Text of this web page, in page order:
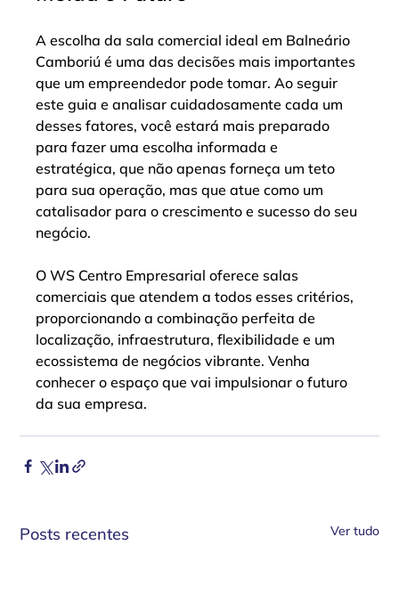
A escolha da sala comercial ideal em Balneário
Camboriú é uma das decisões mais importantes
que um empreendedor pode tomar. Ao seguir
este guia e analisar cuidadosamente cada um
desses fatores, você estará mais preparado
para fazer uma escolha informada e
estratégica, que não apenas forneça um teto
para sua operação, mas que atue como um
catalisador para o crescimento e sucesso do seu
negócio.
O WS Centro Empresarial oferece salas
comerciais que atendem a todos esses critérios,
proporcionando a combinação perfeita de
localização, infraestrutura, flexibilidade e um
ecossistema de negócios vibrante. Venha
conhecer o espaço que vai impulsionar o futuro
da sua empresa.
Posts recentes Ver tudo